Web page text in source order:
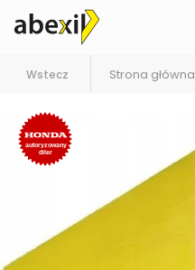
Wstecz Strona główna